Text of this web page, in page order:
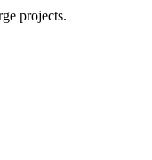
projects.